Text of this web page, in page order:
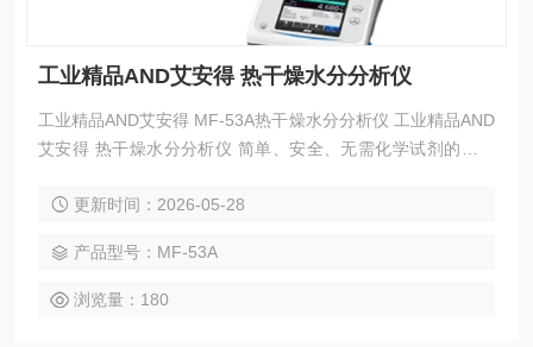
工业精品AND艾安得 热干燥水分分析仪
工业精品AND艾安得 MF-53A热干燥水分分析仪 工业精品AND
艾安得 热干燥水分分析仪 简单、安全、无需化学试剂的热干
MX-53AT）到经济实惠的背光液晶显示屏型号。 最佳温度搜
更新时间：2026-05-28
产品型号：MF-53A
浏览量：180